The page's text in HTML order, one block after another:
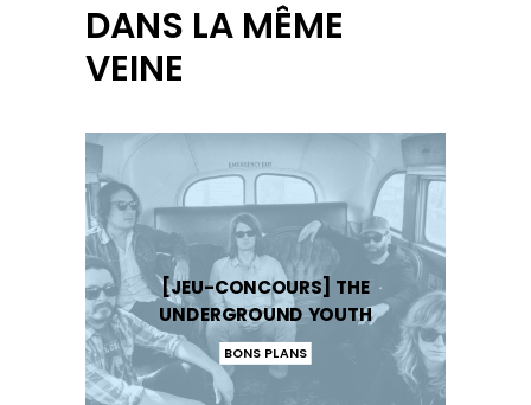
DANS LA MÊME
VEINE
[JEU-CONCOURS] THE
UNDERGROUND YOUTH
BONS PLANS